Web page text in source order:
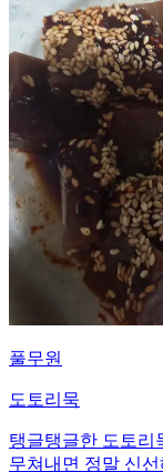
풀무원
도토리묵
탱글탱글한 도토리
무쳐내면 정말 신